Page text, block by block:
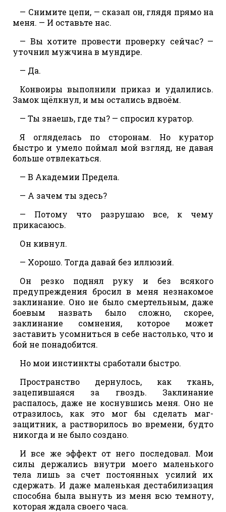
— Снимите цепи, — сказал он, глядя прямо на
меня. — И оставьте нас.
— Вы хотите провести проверку сейчас? —
уточнил мужчина в мундире.
— Да.
Конвоиры выполнили приказ и удалились.
Замок щёлкнул, и мы остались вдвоём.
— Ты знаешь, где ты? — спросил куратор.
Я огляделась по сторонам. Но куратор
быстро и умело поймал мой взгляд, не давая
больше отвлекаться.
— В Академии Предела.
— А зачем ты здесь?
— Потому что разрушаю все, к чему
прикасаюсь.
Он кивнул.
— Хорошо. Тогда давай без иллюзий.
Он резко поднял руку и без всякого
предупреждения бросил в меня незнакомое
заклинание. Оно не было смертельным, даже
боевым назвать было сложно, скорее,
заклинание сомнения, которое может
заставить усомниться в себе настолько, что и
бой не понадобится.
Но мои инстинкты сработали быстро.
Пространство дернулось, как ткань,
зацепившаяся за гвоздь. Заклинание
распалось, даже не коснувшись меня. Оно не
отразилось, как это мог бы сделать маг-
защитник, а растворилось во времени, будто
никогда и не было создано.
И все же эффект от него последовал. Мои
силы держались внутри моего маленького
тела лишь за счет постоянных усилий их
сдержать. И даже маленькая дестабилизация
способна была вынуть из меня всю темноту,
которая ждала своего часа.